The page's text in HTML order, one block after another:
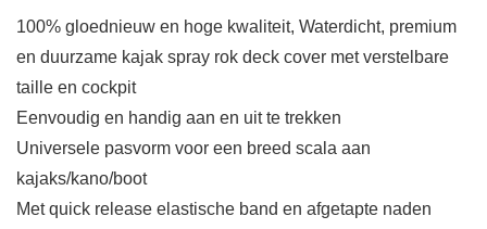
100% gloednieuw en hoge kwaliteit, Waterdicht, premium
en duurzame kajak spray rok deck cover met verstelbare
taille en cockpit
Eenvoudig en handig aan en uit te trekken
Universele pasvorm voor een breed scala aan
kajaks/kano/boot
Met quick release elastische band en afgetapte naden